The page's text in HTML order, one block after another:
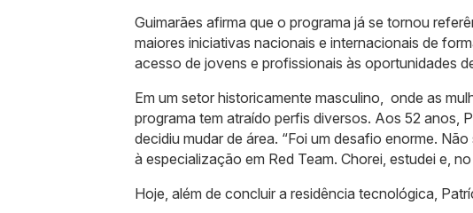
Guimarães afirma que o programa já se tornou
maiores iniciativas nacionais e internacionais de
acesso de jovens e profissionais às oportunidades
Em um setor historicamente masculino, onde as
programa tem atraído perfis diversos. Aos 52 anos,
decidiu mudar de área. “Foi um desafio enorme.
à especialização em Red Team. Chorei, estudei e,
Hoje, além de concluir a residência tecnológica,